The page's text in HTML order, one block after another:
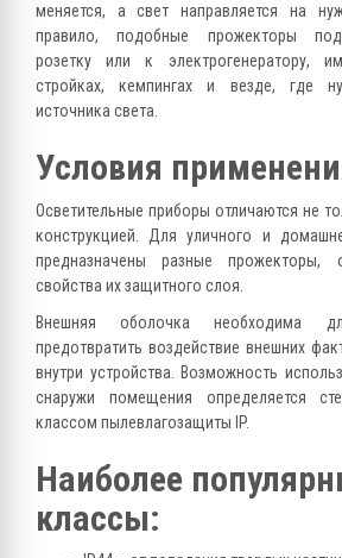
меняется, а свет направляется на
правило, подобные прожекторы
розетку или к электрогенератору,
стройках, кемпингах и везде, где
источника света.
Условия
Осветительные приборы отличаются не
конструкцией. Для уличного и
предназначены разные прожекторы,
свойства их защитного слоя.
Внешняя оболочка необходима
предотвратить воздействие внешних
внутри устройства. Возможность
снаружи помещения определяется
классом пылевлагозащиты IP.
Наиболее
классы: